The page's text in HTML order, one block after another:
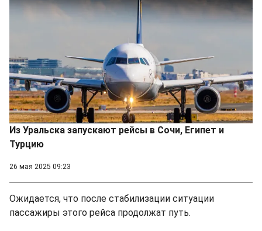
Из Уральска запускают рейсы в Сочи, Египет и
Турцию
26 мая 2025 09:23
Ожидается, что после стабилизации ситуации
пассажиры этого рейса продолжат путь.